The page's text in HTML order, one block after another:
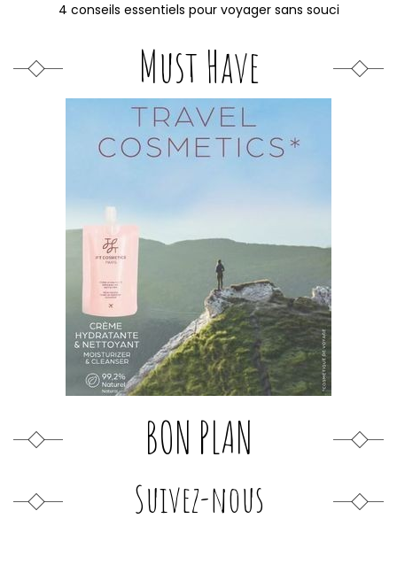
4 conseils essentiels pour voyager sans souci
Must Have
BON PLAN
Suivez-nous